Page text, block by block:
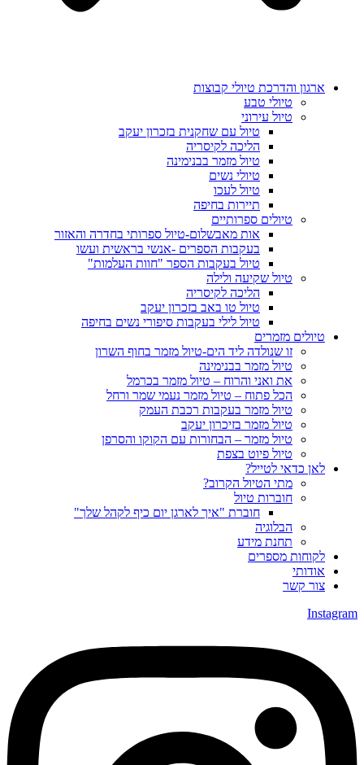
ארגון והדרכת טיולי קבוצות
טיולי טבע
טיול עירוני
טיול עם שחקנית בזכרון יעקב
הליכה לקיסריה
טיול מזמר בבנימינה
טיולי נשים
טיול לעכו
תיירות בחיפה
טיולים ספרותיים
אות מאבשלום-טיול ספרותי בחדרה והאזור
בעקבות הספרים -אנשי בראשית ועשו
טיול בעקבות הספר "חוות העלמות"
טיול שקיעה ולילה
הליכה לקיסריה
טיול טו באב בזכרון יעקב
טיול לילי בעקבות סיפורי נשים בחיפה
טיולים מזמרים
זו שנולדה ליד הים-טיול מזמר בחוף השרון
טיול מזמר בבנימינה
את ואני והרוח – טיול מזמר בכרמל
הכל פתוח – טיול מזמר נעמי שמר ורחל
טיול מזמר בעקבות רכבת העמק
טיול מזמר בזיכרון יעקב
טיול מזמר – הבחורות עם הקוקו והסרפן
טיול פיוט בצפת
לאן כדאי לטייל?
מתי הטיול הקרוב?
חוברות טיול
חוברת "איך לארגן יום כיף לקהל שלך"
הבלוגיה
תחנת מידע
לקוחות מספרים
אודותי
צור קשר
Instagram